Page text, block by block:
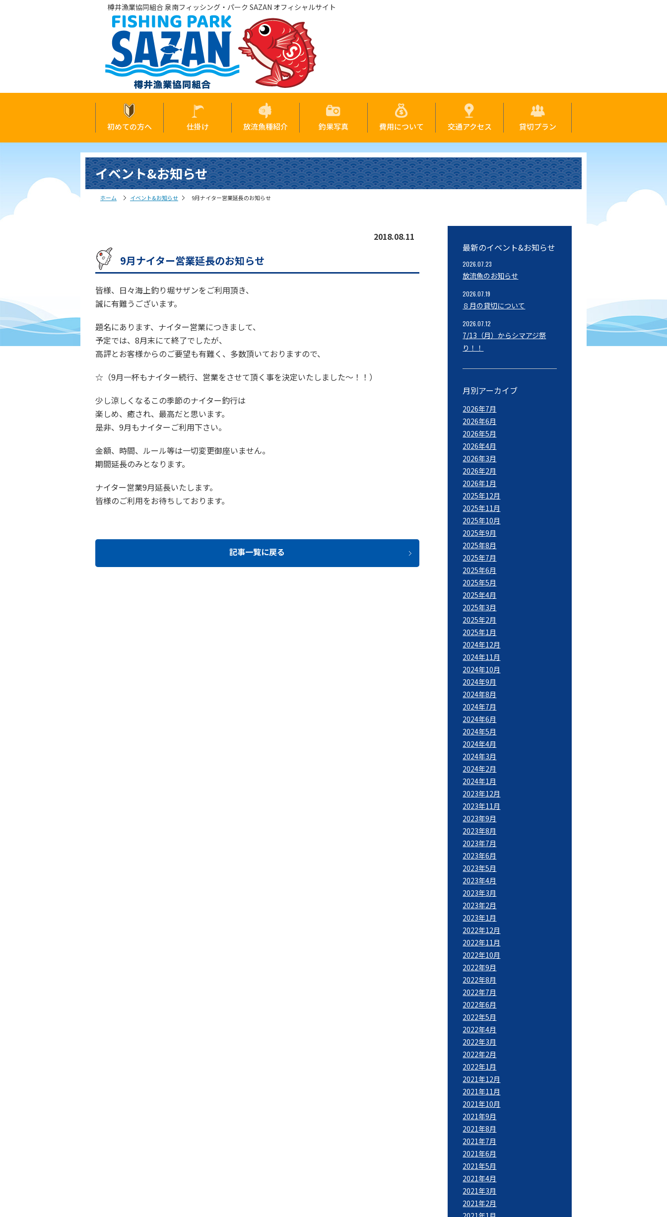
樽井漁業協同組合 泉南フィッシング・パーク SAZAN オフィシャルサイト
初めての方へ 仕掛け 放流魚種紹介 釣果写真 費用について 交通アクセス 貸切プラン
イベント&お知らせ
ホーム イベント&お知らせ 9月ナイター営業延長のお知らせ
2018.08.11
9月ナイター営業延長のお知らせ
皆様、日々海上釣り堀サザンをご利用頂き、
誠に有難うございます。
題名にあります、ナイター営業につきまして、
予定では、8月末にて終了でしたが、
高評とお客様からのご要望も有難く、多数頂いておりますので、
☆（9月一杯もナイター続行、営業をさせて頂く事を決定いたしました～！！）
少し涼しくなるこの季節のナイター釣行は
楽しめ、癒され、最高だと思います。
是非、9月もナイターご利用下さい。
金額、時間、ルール等は一切変更御座いません。
期間延長のみとなります。
ナイター営業9月延長いたします。
皆様のご利用をお待ちしております。
記事一覧に戻る
最新のイベント&お知らせ
2026.07.23
放流魚のお知らせ
2026.07.19
８月の貸切について
2026.07.12
7/13（月）からシマアジ祭
り！！
月別アーカイブ
2026年7月
2026年6月
2026年5月
2026年4月
2026年3月
2026年2月
2026年1月
2025年12月
2025年11月
2025年10月
2025年9月
2025年8月
2025年7月
2025年6月
2025年5月
2025年4月
2025年3月
2025年2月
2025年1月
2024年12月
2024年11月
2024年10月
2024年9月
2024年8月
2024年7月
2024年6月
2024年5月
2024年4月
2024年3月
2024年2月
2024年1月
2023年12月
2023年11月
2023年9月
2023年8月
2023年7月
2023年6月
2023年5月
2023年4月
2023年3月
2023年2月
2023年1月
2022年12月
2022年11月
2022年10月
2022年9月
2022年8月
2022年7月
2022年6月
2022年5月
2022年4月
2022年3月
2022年2月
2022年1月
2021年12月
2021年11月
2021年10月
2021年9月
2021年8月
2021年7月
2021年6月
2021年5月
2021年4月
2021年3月
2021年2月